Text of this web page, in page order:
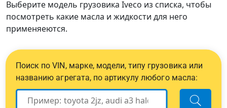
Выберите модель грузовика Iveco из списка, чтобы
посмотреть какие масла и жидкости для него
применяеются.
Поиск по VIN, марке, модели, типу грузовика или
названию агрегата, по артикулу любого масла: